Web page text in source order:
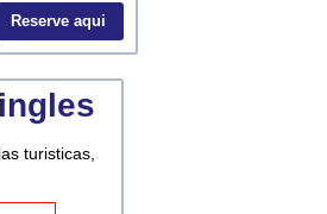
Reserve aqui
turisticas,